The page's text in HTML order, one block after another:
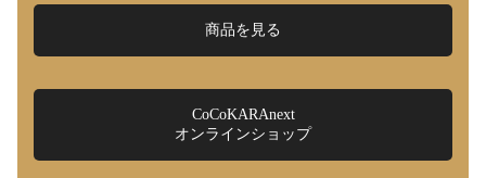
商品を見る
CoCoKARAnext
オンラインショップ